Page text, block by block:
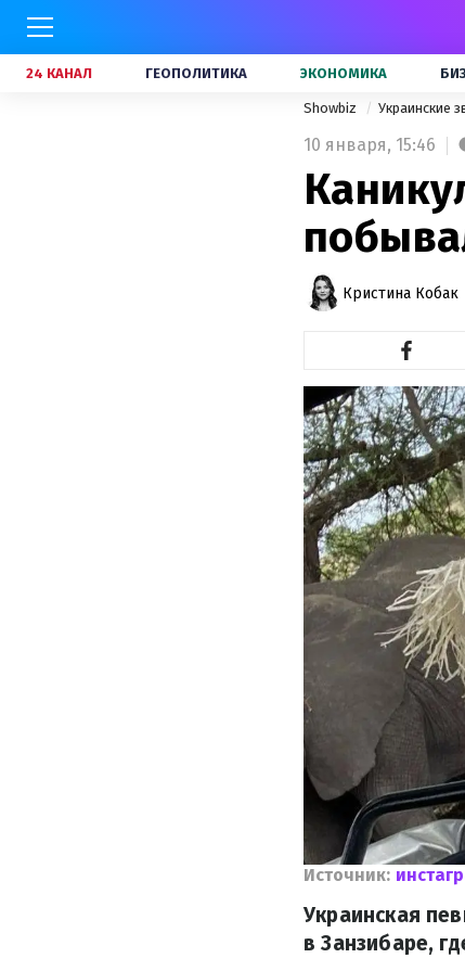
24 КАНАЛ ГЕОПОЛИТИКА ЭКОНОМИКА
Showbiz Украинские
10 января, 15:46
Кристина Кобак
Источник:
Украинская
в Занзибаре,